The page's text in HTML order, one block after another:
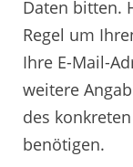
Daten bitten.
Regel um
Ihre E-Mail-
weitere
des
benötigen.